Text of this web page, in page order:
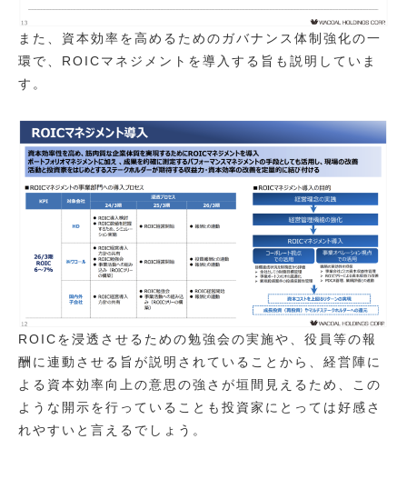
また、資本効率を高めるためのガバナンス体制強化の一
環で、ROICマネジメントを導入する旨も説明していま
す。
ROICを浸透させるための勉強会の実施や、役員等の報
酬に連動させる旨が説明されていることから、経営陣に
よる資本効率向上の意思の強さが垣間見えるため、この
ような開示を行っていることも投資家にとっては好感さ
れやすいと言えるでしょう。